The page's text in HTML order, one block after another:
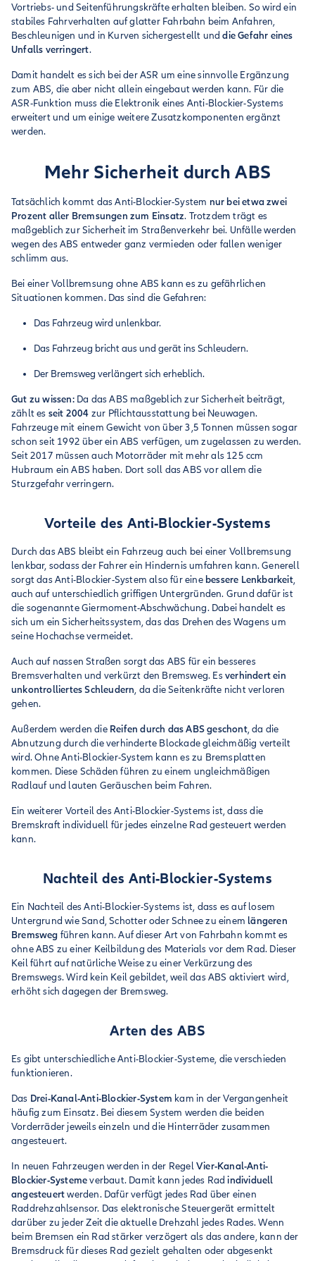
Vortriebs- und Seitenführungskräfte erhalten bleiben. So wird ein
stabiles Fahrverhalten auf glatter Fahrbahn beim Anfahren,
Beschleunigen und in Kurven sichergestellt und die Gefahr eines
Unfalls verringert.
Damit handelt es sich bei der ASR um eine sinnvolle Ergänzung
zum ABS, die aber nicht allein eingebaut werden kann. Für die
ASR-Funktion muss die Elektronik eines Anti-Blockier-Systems
erweitert und um einige weitere Zusatzkomponenten ergänzt
werden.
Mehr Sicherheit durch ABS
Tatsächlich kommt das Anti-Blockier-System nur bei etwa zwei
Prozent aller Bremsungen zum Einsatz. Trotzdem trägt es
maßgeblich zur Sicherheit im Straßenverkehr bei. Unfälle werden
wegen des ABS entweder ganz vermieden oder fallen weniger
schlimm aus.
Bei einer Vollbremsung ohne ABS kann es zu gefährlichen
Situationen kommen. Das sind die Gefahren:
Das Fahrzeug wird unlenkbar.
Das Fahrzeug bricht aus und gerät ins Schleudern.
Der Bremsweg verlängert sich erheblich.
Gut zu wissen: Da das ABS maßgeblich zur Sicherheit beiträgt,
zählt es seit 2004 zur Pflichtausstattung bei Neuwagen.
Fahrzeuge mit einem Gewicht von über 3,5 Tonnen müssen sogar
schon seit 1992 über ein ABS verfügen, um zugelassen zu werden.
Seit 2017 müssen auch Motorräder mit mehr als 125 ccm
Hubraum ein ABS haben. Dort soll das ABS vor allem die
Sturzgefahr verringern.
Vorteile des Anti-Blockier-Systems
Durch das ABS bleibt ein Fahrzeug auch bei einer Vollbremsung
lenkbar, sodass der Fahrer ein Hindernis umfahren kann. Generell
sorgt das Anti-Blockier-System also für eine bessere Lenkbarkeit,
auch auf unterschiedlich griffigen Untergründen. Grund dafür ist
die sogenannte Giermoment-Abschwächung. Dabei handelt es
sich um ein Sicherheitssystem, das das Drehen des Wagens um
seine Hochachse vermeidet.
Auch auf nassen Straßen sorgt das ABS für ein besseres
Bremsverhalten und verkürzt den Bremsweg. Esverhindert ein
unkontrolliertes Schleudern, da die Seitenkräfte nicht verloren
gehen.
Außerdem werden dieReifen durch das ABS geschont, da die
Abnutzung durch die verhinderte Blockade gleichmäßig verteilt
wird. Ohne Anti-Blockier-System kann es zu Bremsplatten
kommen. Diese Schäden führen zu einem ungleichmäßigen
Radlauf und lauten Geräuschen beim Fahren.
Ein weiterer Vorteil des Anti-Blockier-Systems ist, dass die
Bremskraft individuell für jedes einzelne Rad gesteuert werden
kann.
Nachteil des Anti-Blockier-Systems
Ein Nachteil des Anti-Blockier-Systems ist, dass es auf losem
Untergrund wie Sand, Schotter oder Schnee zu einem längeren
Bremsweg führen kann. Auf dieser Art von Fahrbahn kommt es
ohne ABS zu einer Keilbildung des Materials vor dem Rad. Dieser
Keil führt auf natürliche Weise zu einer Verkürzung des
Bremswegs. Wird kein Keil gebildet, weil das ABS aktiviert wird,
erhöht sich dagegen der Bremsweg.
Arten des ABS
Es gibt unterschiedliche Anti-Blockier-Systeme, die verschieden
funktionieren.
Das Drei-Kanal-Anti-Blockier-System kam in der Vergangenheit
häufig zum Einsatz. Bei diesem System werden die beiden
Vorderräder jeweils einzeln und die Hinterräder zusammen
angesteuert.
In neuen Fahrzeugen werden in der RegelVier-Kanal-Anti-
Blockier-Systemeverbaut. Damit kann jedes Rad individuell
angesteuertwerden. Dafür verfügt jedes Rad über einen
Raddrehzahlsensor. Das elektronische Steuergerät ermittelt
darüber zu jeder Zeit die aktuelle Drehzahl jedes Rades. Wenn
beim Bremsen ein Rad stärker verzögert als das andere, kann der
Bremsdruck für dieses Rad gezielt gehalten oder abgesenkt